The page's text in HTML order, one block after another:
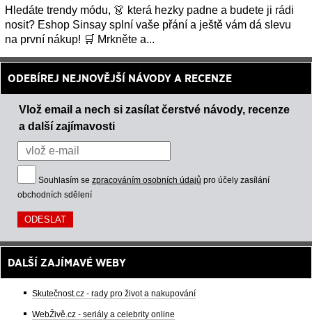
Hledáte trendy módu, 👗 která hezky padne a budete ji rádi
nosit? Eshop Sinsay splní vaše přání a ještě vám dá slevu
na první nákup! 🛒 Mrkněte a...
ODEBÍREJ NEJNOVĚJŠÍ NÁVODY A RECENZE
Vlož email a nech si zasílat čerstvé návody, recenze
a další zajímavosti
Souhlasím se zpracováním osobních údajů pro účely zasílání
obchodních sdělení
DALŠÍ ZAJÍMAVÉ WEBY
Skutečnost.cz - rady pro život a nakupování
WebŽivě.cz - seriály a celebrity online